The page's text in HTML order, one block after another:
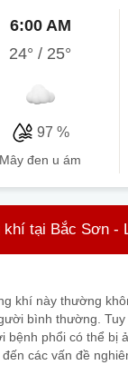
6:00 AM
24°/ 25°
97 %
mây đen u ám
tại Bắc Sơn -
khí này thường
bình thường.
bệnh phổi có thể bị
các vấn đề